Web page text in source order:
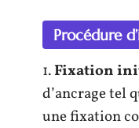
Procédure
1.Fixation
d’ancrage tel
une fixation